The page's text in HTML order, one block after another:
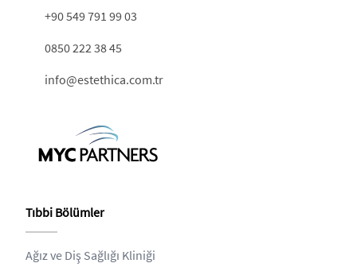
+90 549 791 99 03
0850 222 38 45
info@estethica.com.tr
Tıbbi Bölümler
Ağız ve Diş Sağlığı Kliniği